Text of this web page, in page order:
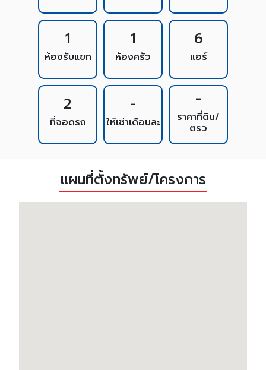
1
ห้องรับแขก
1
ห้องครัว
6
แอร์
2
ที่จอดรถ
-
ให้เช่าเดือนละ
-
ราคาที่ดิน/
ตรว
แผนที่ตั้งทรัพย์/โครงการ